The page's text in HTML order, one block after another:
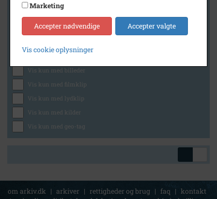
Generelt
Vis kun med billeder
Vis kun med filmklip
Vis kun med lydklip
Vis kun med kilder
Vis kun med geo-tag
om arkiv.dk | arkiver | rettigheder og brug | faq | kontakt
Marketing
Accepter nødvendige Accepter valgte
Vis cookie oplysninger